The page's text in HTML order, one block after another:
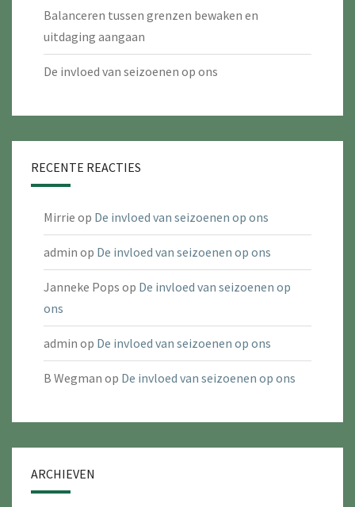
Balanceren tussen grenzen bewaken en
uitdaging aangaan
De invloed van seizoenen op ons
RECENTE REACTIES
Mirrie op De invloed van seizoenen op ons
admin op De invloed van seizoenen op ons
Janneke Pops op De invloed van seizoenen op
ons
admin op De invloed van seizoenen op ons
B Wegman op De invloed van seizoenen op ons
ARCHIEVEN